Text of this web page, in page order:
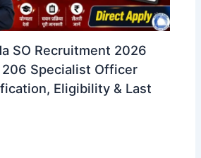
SO Recruitment 2026
Specialist Officer
Eligibility & Last